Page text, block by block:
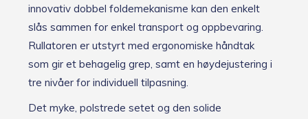
innovativ dobbel foldemekanisme kan den enkelt
slås sammen for enkel transport og oppbevaring.
Rullatoren er utstyrt med ergonomiske håndtak
som gir et behagelig grep, samt en høydejustering i
tre nivåer for individuell tilpasning.
Det myke, polstrede setet og den solide